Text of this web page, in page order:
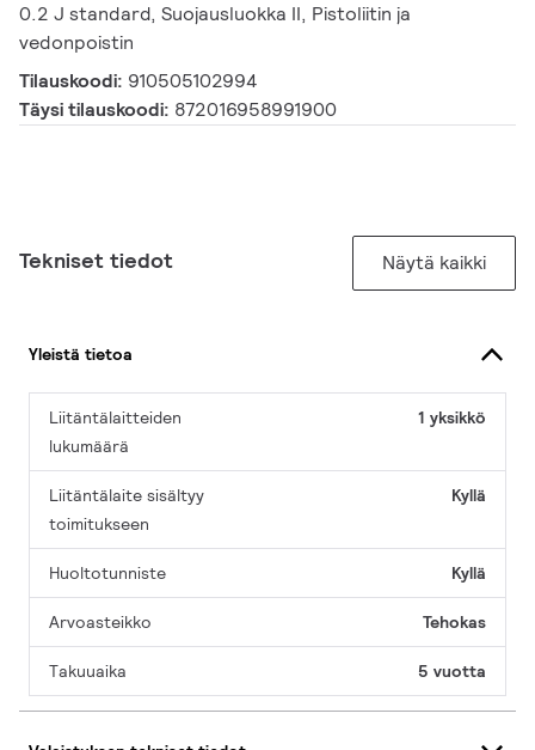
0.2 J standard, Suojausluokka II, Pistoliitin ja
vedonpoistin
Tilauskoodi: 910505102994
Täysi tilauskoodi: 872016958991900
Tekniset tiedot Näytä kaikki
Yleistä tietoa
Liitäntälaitteiden
lukumäärä
1 yksikkö
Liitäntälaite sisältyy
toimitukseen
Kyllä
Huoltotunniste Kyllä
Arvoasteikko Tehokas
Takuuaika 5 vuotta